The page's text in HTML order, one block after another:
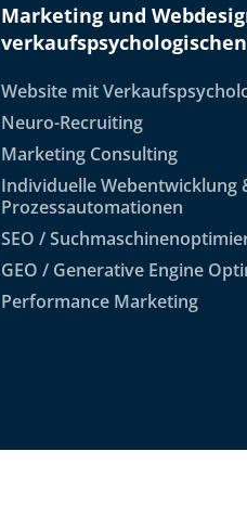
Marketing und
Website mit
Neuro-Recruiting
Marketing Consulting
Individuelle Webentwicklung
Prozessautomationen
SEO /
GEO / Generative Engine
Performance Marketing